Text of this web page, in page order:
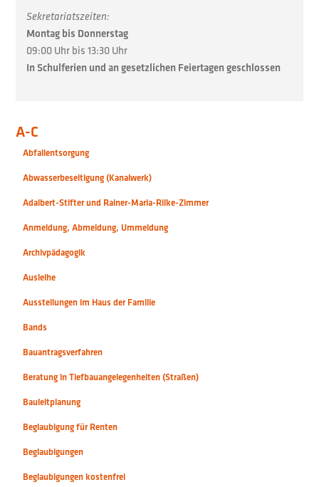
Sekretariatszeiten:
Montag bis Donnerstag
09:00 Uhr bis 13:30 Uhr
In Schulferien und an gesetzlichen Feiertagen geschlossen
A-C
Abfallentsorgung
Abwasserbeseitigung (Kanalwerk)
Adalbert-Stifter und Rainer-Maria-Rilke-Zimmer
Anmeldung, Abmeldung, Ummeldung
Archivpädagogik
Ausleihe
Ausstellungen im Haus der Familie
Bands
Bauantragsverfahren
Beratung in Tiefbauangelegenheiten (Straßen)
Bauleitplanung
Beglaubigung für Renten
Beglaubigungen
Beglaubigungen kostenfrei